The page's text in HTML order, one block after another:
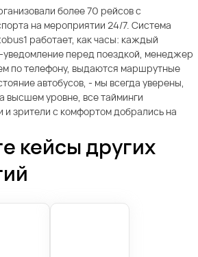
более 70 рейсов с
на мероприятии 24/7. Система
работает, как часы: каждый
уведомление перед поездкой, менеджер
по телефону, выдаются маршрутные
автобусов, - мы всегда уверены,
высшем уровне, все тайминги
и зрители с комфортом добрались на
кейсы других